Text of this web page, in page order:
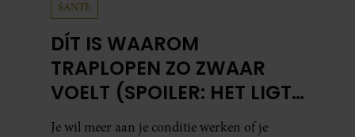
SANTE
DÍT IS WAAROM
TRAPLOPEN ZO ZWAAR
VOELT (SPOILER: HET LIGT
NIET AAN JE CONDITIE)
Je wil meer aan je conditie werken of je